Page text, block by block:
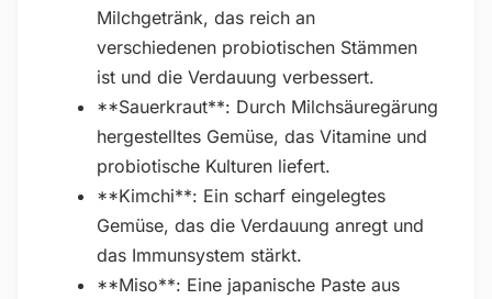
Milchgetränk, das reich an
verschiedenen probiotischen Stämmen
ist und die Verdauung verbessert.
**Sauerkraut**: Durch Milchsäuregärung
hergestelltes Gemüse, das Vitamine und
probiotische Kulturen liefert.
**Kimchi**: Ein scharf eingelegtes
Gemüse, das die Verdauung anregt und
das Immunsystem stärkt.
**Miso**: Eine japanische Paste aus